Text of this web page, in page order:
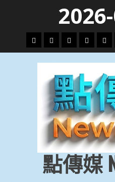
content頭
條
財
經
地
方.
會
文
教.
技
專
題
點傳媒